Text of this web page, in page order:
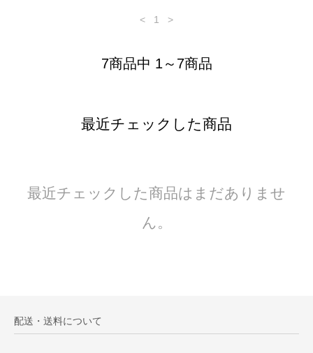
< 1 >
7商品中 1～7商品
最近チェックした商品
最近チェックした商品はまだありませ
ん。
配送・送料について